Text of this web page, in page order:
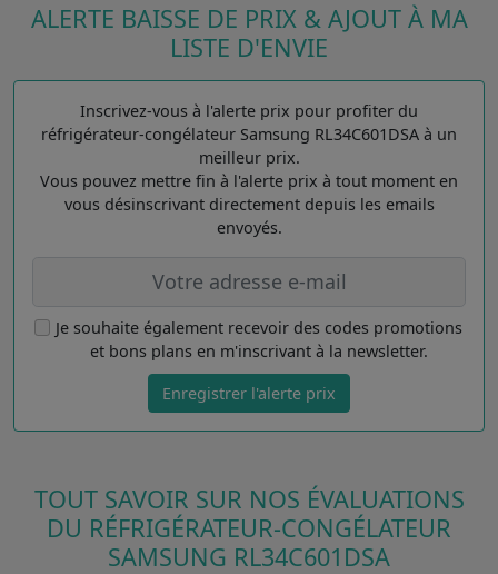
ALERTE BAISSE DE PRIX & AJOUT À MA
LISTE D'ENVIE
Inscrivez-vous à l'alerte prix pour profiter du
réfrigérateur-congélateur Samsung RL34C601DSA à un
meilleur prix.
Vous pouvez mettre fin à l'alerte prix à tout moment en
vous désinscrivant directement depuis les emails
envoyés.
Je souhaite également recevoir des codes promotions
et bons plans en m'inscrivant à la newsletter.
Enregistrer l'alerte prix
TOUT SAVOIR SUR NOS ÉVALUATIONS
DU RÉFRIGÉRATEUR-CONGÉLATEUR
SAMSUNG RL34C601DSA